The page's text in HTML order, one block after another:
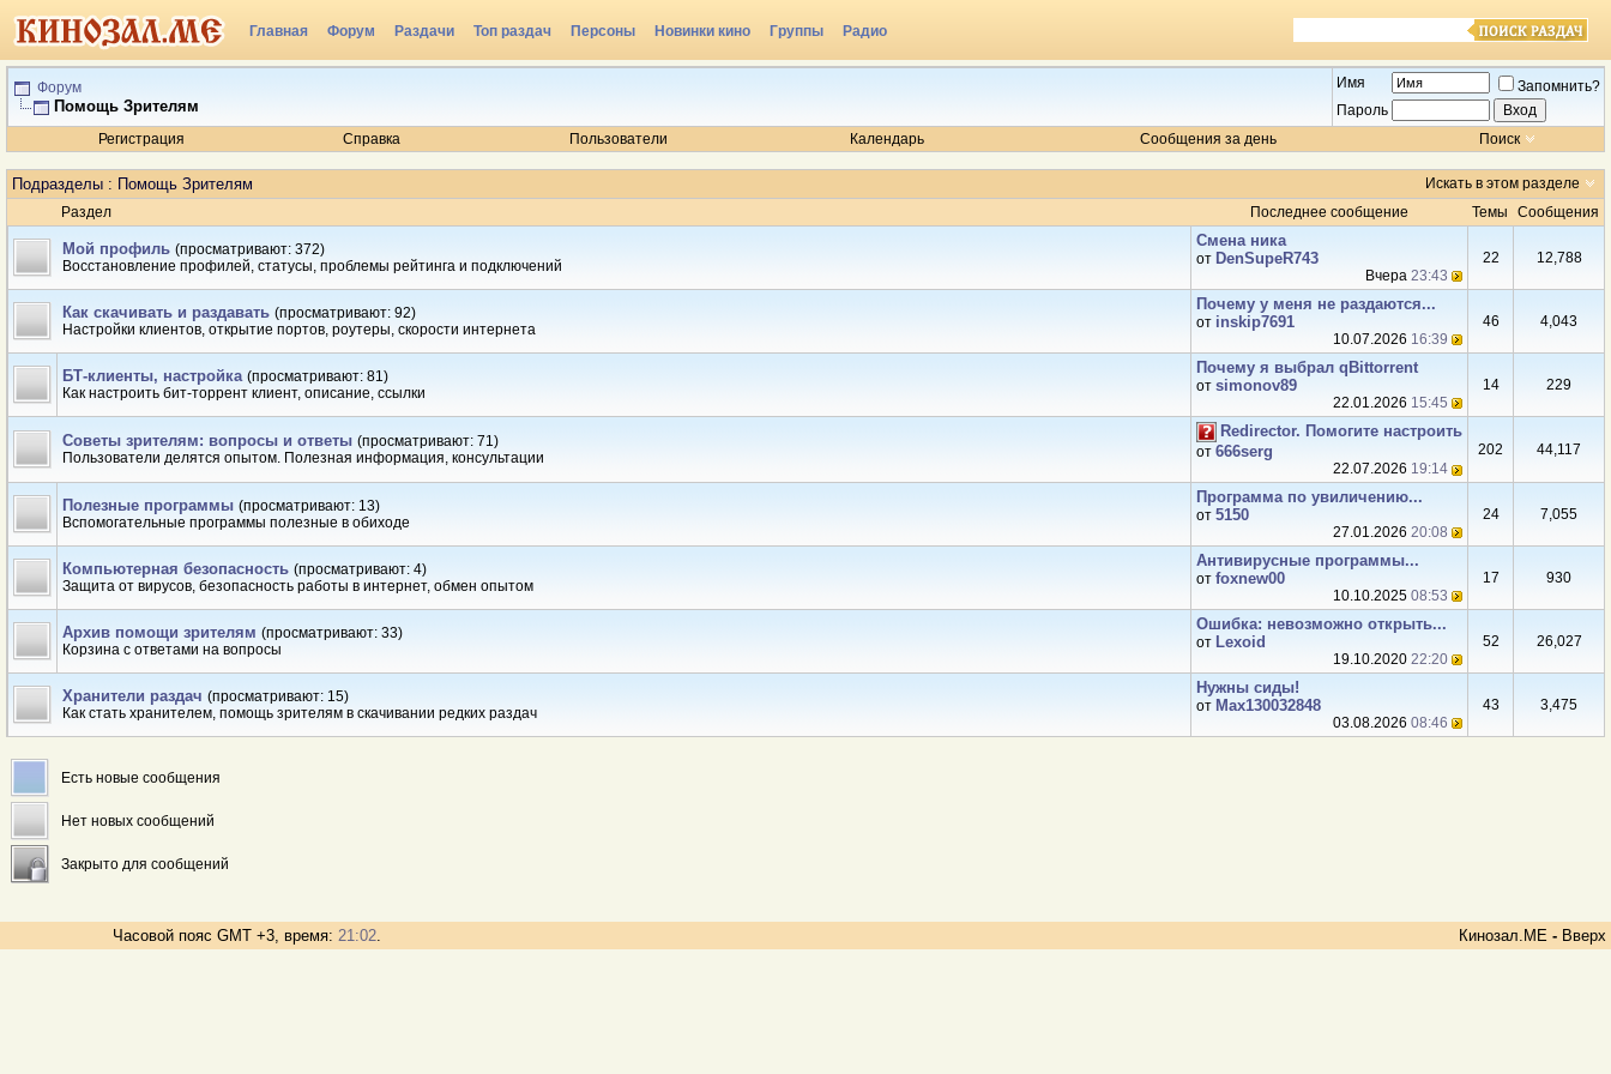
Главная Форум Раздачи Топ раздач Персоны Новинки кино Группы Радио
Форум
Помощь Зрителям
Имя
Запомнить?
Пароль
Регистрация
Справка Пользователи Календарь Сообщения за день Поиск
Подразделы : Помощь Зрителям
Искать в этом разделе
Раздел
Последнее сообщение Темы Сообщения
Мой профиль (просматривают: 372)
Восстановление профилей, статусы, проблемы рейтинга и подключений
Смена ника
от DenSupeR743
Вчера 23:43
22 12,788
Как скачивать и раздавать (просматривают: 92)
Настройки клиентов, открытие портов, роутеры, скорости интернета
Почему у меня не раздаются...
от inskip7691
10.07.2026 16:39
46 4,043
БТ-клиенты, настройка (просматривают: 81)
Как настроить бит-торрент клиент, описание, ссылки
Почему я выбрал qBittorrent
от simonov89
22.01.2026 15:45
14 229
Советы зрителям: вопросы и ответы (просматривают: 71)
Пользователи делятся опытом. Полезная информация, консультации
Redirector. Помогите настроить
от 666serg
22.07.2026 19:14
202 44,117
Полезные программы (просматривают: 13)
Вспомогательные программы полезные в обиходе
Программа по увиличению...
от 5150
27.01.2026 20:08
24 7,055
Компьютерная безопасность (просматривают: 4)
Защита от вирусов, безопасность работы в интернет, обмен опытом
Антивирусные программы...
от foxnew00
10.10.2025 08:53
17 930
Архив помощи зрителям (просматривают: 33)
Корзина с ответами на вопросы
Ошибка: невозможно открыть...
от Lexoid
19.10.2020 22:20
52 26,027
Хранители раздач (просматривают: 15)
Как стать хранителем, помощь зрителям в скачивании редких раздач
Нужны сиды!
от Max130032848
03.08.2026 08:46
43 3,475
Есть новые сообщения
Нет новых сообщений
Закрыто для сообщений
Часовой пояс GMT +3, время: 21:02. Кинозал.МЕ - Вверх